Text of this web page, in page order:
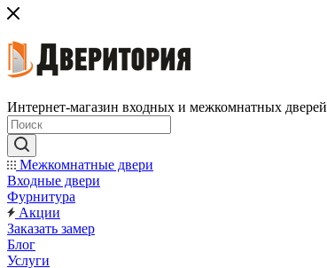
Интернет-магазин входных и межкомнатных дверей
Межкомнатные двери
Входные двери
Фурнитура
Акции
Заказать замер
Блог
Услуги